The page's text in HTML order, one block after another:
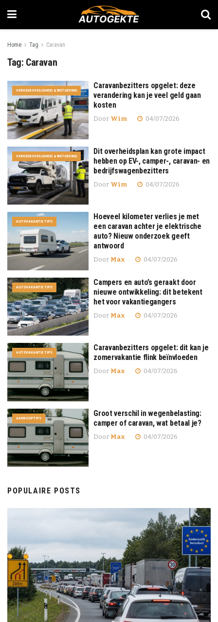
Home Tag Caravan
Tag: Caravan
VERKEERSVEILIGHEID & WETGEVING
Caravanbezitters opgelet: deze
verandering kan je veel geld gaan
kosten
Door Wim 04/07/2026
VERKEERSVEILIGHEID & WETGEVING
Dit overheidsplan kan grote impact
hebben op EV-, camper-, caravan- en
bedrijfswagenbezitters
Door Wim 04/07/2026
AUTOVAKANTIE TIPS
Hoeveel kilometer verlies je met
een caravan achter je elektrische
auto? Nieuw onderzoek geeft
antwoord
Door Max 04/07/2026
AUTOVAKANTIE TIPS
Campers en auto’s geraakt door
nieuwe ontwikkeling: dit betekent
het voor vakantiegangers
Door Max 04/07/2026
AUTOVAKANTIE TIPS
Caravanbezitters opgelet: dit kan je
zomervakantie flink beïnvloeden
Door Max 04/07/2026
AANKOOPTIPS
Groot verschil in wegenbelasting:
camper of caravan, wat betaal je?
Door Max 04/07/2026
POPULAIRE POSTS